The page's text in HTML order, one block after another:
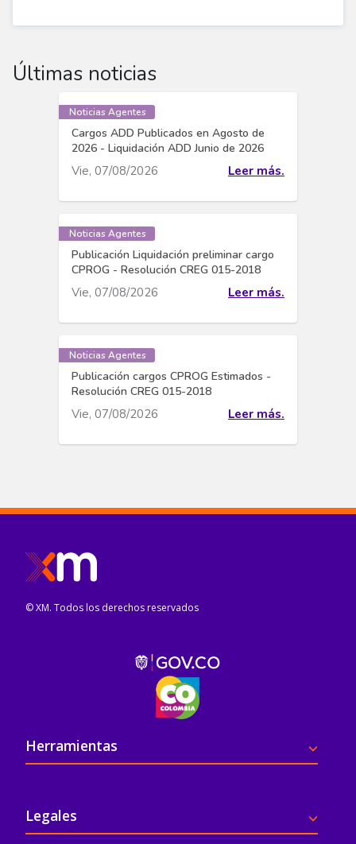
Últimas noticias
Noticias Agentes
Cargos ADD Publicados en Agosto de
2026 - Liquidación ADD Junio de 2026
Vie, 07/08/2026 Leer más.
Noticias Agentes
Publicación Liquidación preliminar cargo
CPROG - Resolución CREG 015-2018
Vie, 07/08/2026 Leer más.
Noticias Agentes
Publicación cargos CPROG Estimados -
Resolución CREG 015-2018
Vie, 07/08/2026 Leer más.
© XM. Todos los derechos reservados
Pie de página
Herramientas
Legales